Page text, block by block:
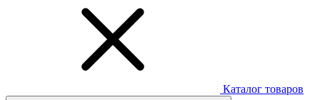
Каталог товаров